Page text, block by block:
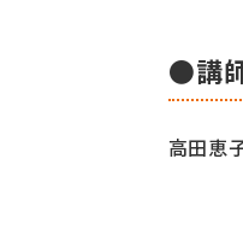
●講
高田恵